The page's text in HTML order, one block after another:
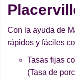
Con la ayuda de
rápidos y fáciles
Tasas fijas
(Tasa de